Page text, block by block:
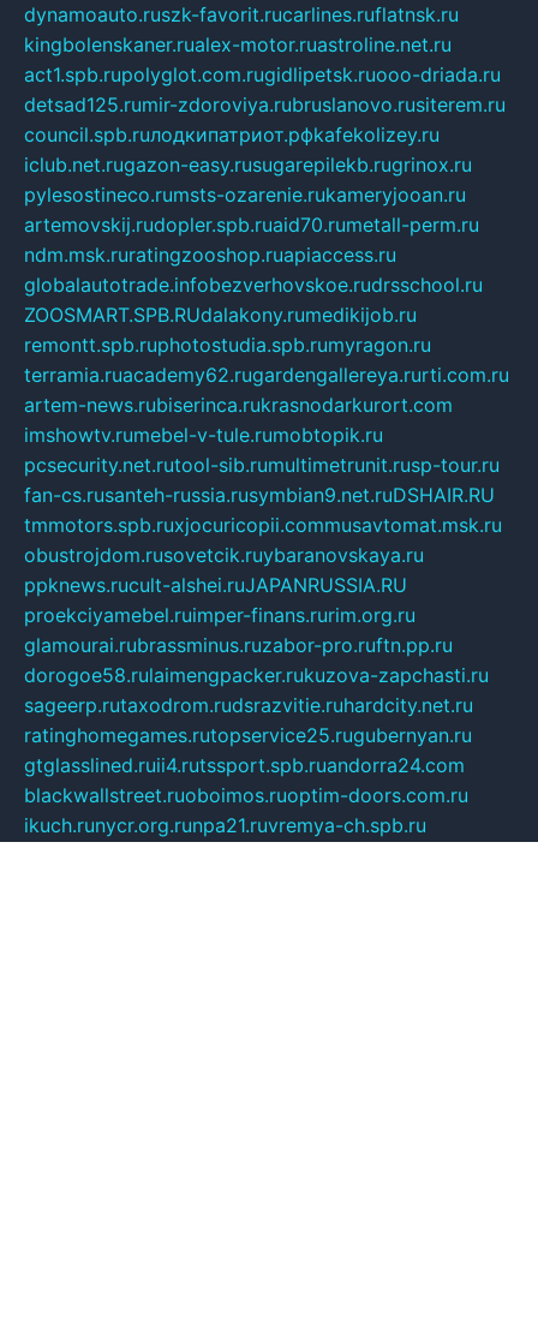
dynamoauto.ruszk-favorit.rucarlines.ruflatnsk.ru
kingbolenskaner.rualex-motor.ruastroline.net.ru
act1.spb.rupolyglot.com.rugidlipetsk.ruooo-driada.ru
detsad125.rumir-zdoroviya.rubruslanovo.rusiterem.ru
council.spb.ruлодкипатриот.рфkafekolizey.ru
iclub.net.rugazon-easy.rusugarepilekb.rugrinox.ru
pylesostineco.rumsts-ozarenie.rukameryjooan.ru
artemovskij.rudopler.spb.ruaid70.rumetall-perm.ru
ndm.msk.ruratingzooshop.ruapiaccess.ru
globalautotrade.infobezverhovskoe.rudrsschool.ru
ZOOSMART.SPB.RUdalakony.rumedikijob.ru
remontt.spb.ruphotostudia.spb.rumyragon.ru
terramia.ruacademy62.rugardengallereya.rurti.com.ru
artem-news.rubiserinca.rukrasnodarkurort.com
imshowtv.rumebel-v-tule.rumobtopik.ru
pcsecurity.net.rutool-sib.rumultimetrunit.rusp-tour.ru
fan-cs.rusanteh-russia.rusymbian9.net.ruDSHAIR.RU
tmmotors.spb.ruxjocuricopii.commusavtomat.msk.ru
obustrojdom.rusovetcik.ruybaranovskaya.ru
ppknews.rucult-alshei.ruJAPANRUSSIA.RU
proekciyamebel.ruimper-finans.rurim.org.ru
glamourai.rubrassminus.ruzabor-pro.ruftn.pp.ru
dorogoe58.rulaimengpacker.rukuzova-zapchasti.ru
sageerp.rutaxodrom.rudsrazvitie.ruhardcity.net.ru
ratinghomegames.rutopservice25.rugubernyan.ru
gtglasslined.ruii4.rutssport.spb.ruandorra24.com
blackwallstreet.ruoboimos.ruoptim-doors.com.ru
ikuch.runycr.org.runpa21.ruvremya-ch.spb.ru